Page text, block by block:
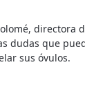
directora
dudas que
sus óvulos.